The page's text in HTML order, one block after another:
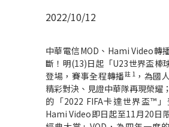
2022/10/12
中華電信MOD 、 Hami Video轉
斷！明(13)日起「U23世界盃棒
登場，賽事全程轉播註 1，為國
精彩對決、見證中華隊再現榮耀；
的「2022 FIFA卡達世界盃™
Hami Video即日起至11月20日